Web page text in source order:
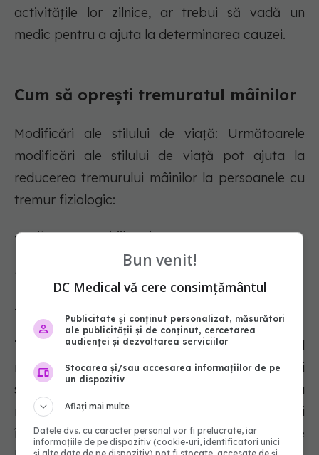
activitățile lor zilnice, ar trebui să vadă un
medic pentru a ajuta la determinarea cauzei.
Cum să oprești tremuratul mâinilor
Modificări ale stilului de viață: Următoarele
modificări ale stilului de viață pot ajuta la
reducerea tremurului mâinilor la persoanele cu
tremur fiziologic:
- evitarea exercițiilor viguroase
- evitarea consumului excesiv de alcool
- evitarea stimulentelor, cum ar fi cofeina
Tratarea condițiilor de bază:
Tremurul
mâinilor care apar din cauza unei afecțiuni
subiacente, cum ar fi hipertiroidismul sau
renunțarea la alcool, se îmbunătățesc de obicei
în urma tratamentului pentru afecțiunea de
Bun venit!
DC Medical vă cere consimțământul
Publicitate și conținut personalizat, măsurători
ale publicității și de conținut, cercetarea
audienței și dezvoltarea serviciilor
Stocarea și/sau accesarea informațiilor de pe
un dispozitiv
Aflați mai multe
Datele dvs. cu caracter personal vor fi prelucrate, iar
informațiile de pe dispozitiv (cookie-uri, identificatori unici